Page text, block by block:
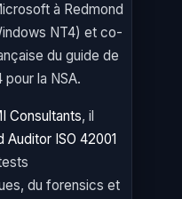
à Redmond
NT4) et co-
du guide de
la NSA.
Consultants, il
Auditor ISO 42001
du forensics et